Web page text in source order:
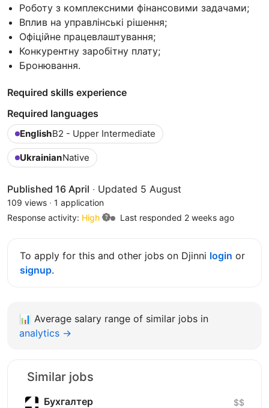
Роботу з комплексними фінансовими задачами;
Вплив на управлінські рішення;
Офіційне працевлаштування;
Конкурентну заробітну плату;
Бронювання.
Required skills experience
Required languages
EnglishB2 - Upper Intermediate
UkrainianNative
Published 16 April · Updated 5 August
109 views · 1 application
Response activity: High Last responded 2 weeks ago
To apply for this and other jobs on Djinni login or
signup.
📊 Average salary range of similar jobs in
analytics →
Similar jobs
Бухгалтер $$